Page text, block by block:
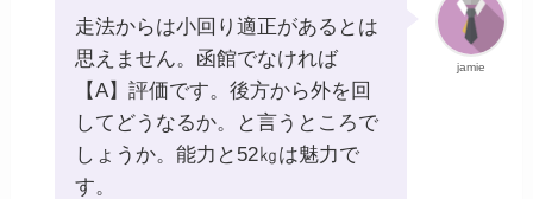
jamie
走法からは小回り適正があるとは
思えません。函館でなければ
【A】評価です。後方から外を回
してどうなるか。と言うところで
しょうか。能力と52㎏は魅力で
す。